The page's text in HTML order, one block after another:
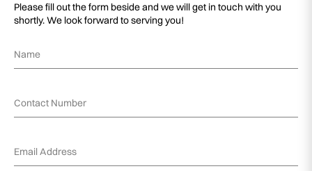
Please fill out the form beside and we will get in touch with you
shortly. We look forward to serving you!